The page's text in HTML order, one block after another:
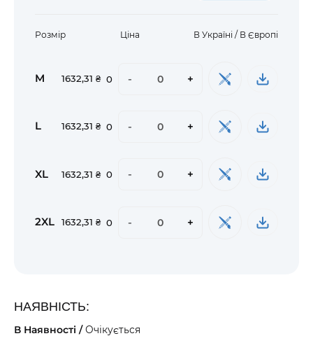
Розмір Ціна В Україні / В Європі
M 1632,31 ₴ 0 - +
L 1632,31 ₴ 0 - +
XL 1632,31 ₴ 0 - +
2XL 1632,31 ₴ 0 - +
НАЯВНІСТЬ:
В Наявності /Очікується